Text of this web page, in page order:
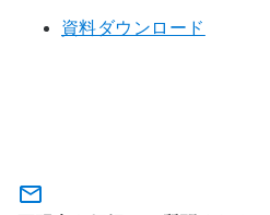
資料ダウンロード